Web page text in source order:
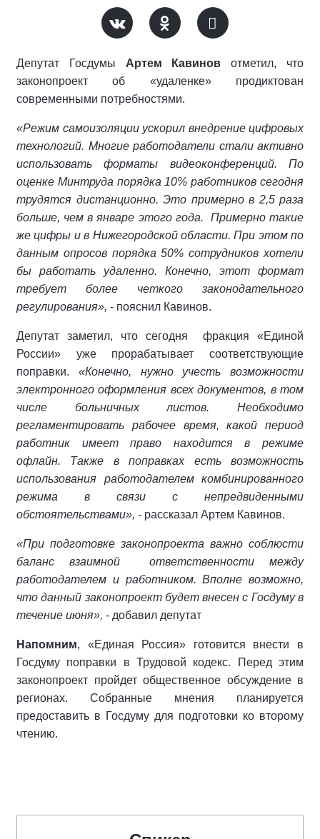
Депутат Госдумы Артем Кавинов отметил, что
законопроект об «удаленке» продиктован
современными потребностями.
«Режим самоизоляции ускорил внедрение цифровых
технологий. Многие работодатели стали активно
использовать форматы видеоконференций. По
оценке Минтруда порядка 10% работников сегодня
трудятся дистанционно. Это примерно в 2,5 раза
больше, чем в январе этого года. Примерно такие
же цифры и в Нижегородской области. При этом по
данным опросов порядка 50% сотрудников хотели
бы работать удаленно. Конечно, этот формат
требует более четкого законодательного
регулирования», - пояснил Кавинов.
Депутат заметил, что сегодня фракция «Единой
России» уже прорабатывает соответствующие
поправки. «Конечно, нужно учесть возможности
электронного оформления всех документов, в том
числе больничных листов. Необходимо
регламентировать рабочее время, какой период
работник имеет право находится в режиме
офлайн. Также в поправках есть возможность
использования работодателем комбинированного
режима в связи с непредвиденными
обстоятельствами», - рассказал Артем Кавинов.
«При подготовке законопроекта важно соблюсти
баланс взаимной ответственности между
работодателем и работником. Вполне возможно,
что данный законопроект будет внесен с Госдуму в
течение июня», - добавил депутат
Напомним, «Единая Россия» готовится внести в
Госдуму поправки в Трудовой кодекс. Перед этим
законопроект пройдет общественное обсуждение в
регионах. Собранные мнения планируется
предоставить в Госдуму для подготовки ко второму
чтению.